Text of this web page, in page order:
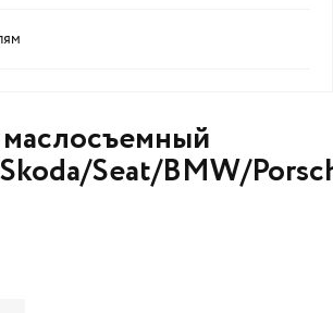
Seat/BMW/